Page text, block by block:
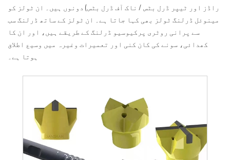
راڈز اور ٹیپر ڈرل بٹس / ناک آف ڈرل بٹس) دونوں ہیں۔ ان ٹولز کو
مینوئل ڈرلنگ ٹولز بھی کہا جاتا ہے۔ ان ٹولز کے ساتھ ڈرلنگ سب
سے پرانی روٹری پرکیوسیو ڈرلنگ کے طریقے ہیں، اور ان کا
کھدائی، سونے کی کان کنی اور تعمیرات وغیرہ میں وسیع اطلاق
ہوتا ہے۔